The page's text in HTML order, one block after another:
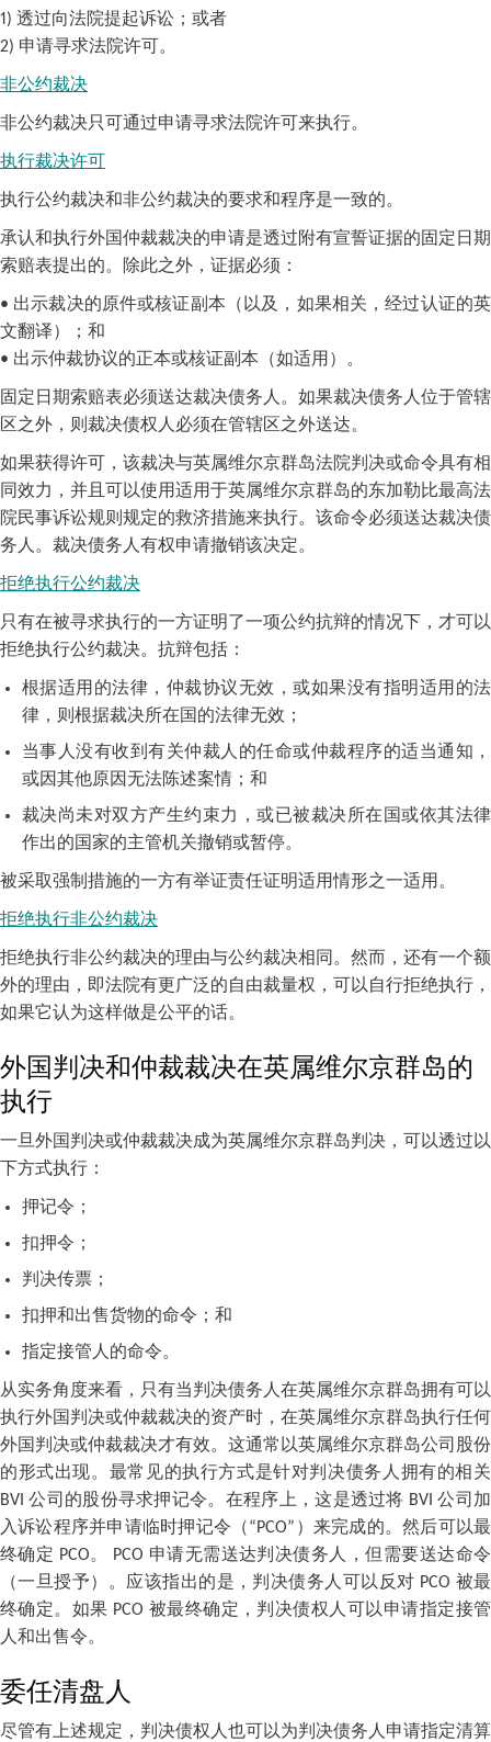
1) 透过向法院提起诉讼；或者
2) 申请寻求法院许可。
非公约裁决
非公约裁决只可通过申请寻求法院许可来执行。
执行裁决许可
执行公约裁决和非公约裁决的要求和程序是一致的。
承认和执行外国仲裁裁决的申请是透过附有宣誓证据的固定日期
索赔表提出的。除此之外，证据必须：
• 出示裁决的原件或核证副本（以及，如果相关，经过认证的英
文翻译）；和
• 出示仲裁协议的正本或核证副本（如适用）。
固定日期索赔表必须送达裁决债务人。如果裁决债务人位于管辖
区之外，则裁决债权人必须在管辖区之外送达。
如果获得许可，该裁决与英属维尔京群岛法院判决或命令具有相
同效力，并且可以使用适用于英属维尔京群岛的东加勒比最高法
院民事诉讼规则规定的救济措施来执行。该命令必须送达裁决债
务人。裁决债务人有权申请撤销该决定。
拒绝执行公约裁决
只有在被寻求执行的一方证明了一项公约抗辩的情况下，才可以
拒绝执行公约裁决。抗辩包括：
根据适用的法律，仲裁协议无效，或如果没有指明适用的法
律，则根据裁决所在国的法律无效；
当事人没有收到有关仲裁人的任命或仲裁程序的适当通知，
或因其他原因无法陈述案情；和
裁决尚未对双方产生约束力，或已被裁决所在国或依其法律
作出的国家的主管机关撤销或暂停。
被采取强制措施的一方有举证责任证明适用情形之一适用。
拒绝执行非公约裁决
拒绝执行非公约裁决的理由与公约裁决相同。然而，还有一个额
外的理由，即法院有更广泛的自由裁量权，可以自行拒绝执行，
如果它认为这样做是公平的话。
外国判决和仲裁裁决在英属维尔京群岛的
执行
一旦外国判决或仲裁裁决成为英属维尔京群岛判决，可以透过以
下方式执行：
押记令；
扣押令；
判决传票；
扣押和出售货物的命令；和
指定接管人的命令。
从实务角度来看，只有当判决债务人在英属维尔京群岛拥有可以
执行外国判决或仲裁裁决的资产时，在英属维尔京群岛执行任何
外国判决或仲裁裁决才有效。这通常以英属维尔京群岛公司股份
的形式出现。最常见的执行方式是针对判决债务人拥有的相关
BVI 公司的股份寻求押记令。在程序上，这是透过将 BVI 公司加
入诉讼程序并申请临时押记令（“PCO”）来完成的。然后可以最
终确定 PCO。 PCO 申请无需送达判决债务人，但需要送达命令
（一旦授予）。应该指出的是，判决债务人可以反对 PCO 被最
终确定。如果 PCO 被最终确定，判决债权人可以申请指定接管
人和出售令。
委任清盘人
尽管有上述规定，判决债权人也可以为判决债务人申请指定清算